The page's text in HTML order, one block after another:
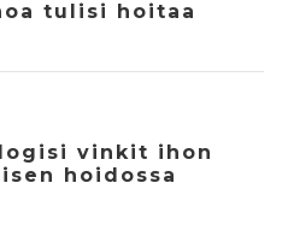
tulisi hoitaa
vinkit ihon
hoidossa